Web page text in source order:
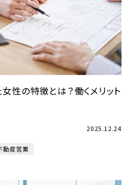
性の特徴とは？働くメリット
2025.12.24
動産営業